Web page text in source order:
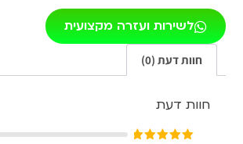
לשירות ועזרה מקצועית
חוות דעת (0)
חוות דעת